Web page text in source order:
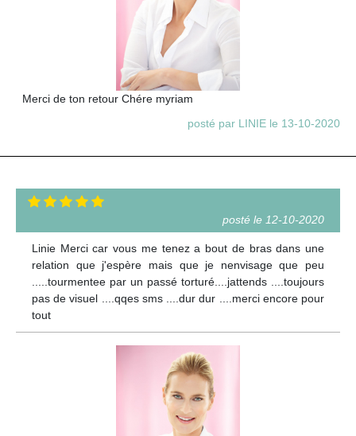
Merci de ton retour Chére myriam
posté par LINIE le 13-10-2020
posté le 12-10-2020
Linie Merci car vous me tenez a bout de bras dans une
relation que j'espère mais que je nenvisage que peu
.....tourmentee par un passé torturé....jattends ....toujours
pas de visuel ....qqes sms ....dur dur ....merci encore pour
tout